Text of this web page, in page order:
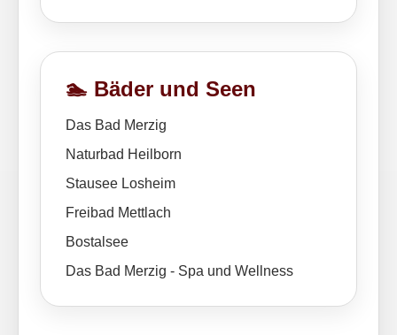
🏊 Bäder und Seen
Das Bad Merzig
Naturbad Heilborn
Stausee Losheim
Freibad Mettlach
Bostalsee
Das Bad Merzig - Spa und Wellness